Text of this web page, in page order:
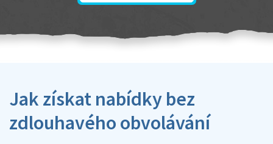
Jak získat nabídky bez
zdlouhavého obvolávání